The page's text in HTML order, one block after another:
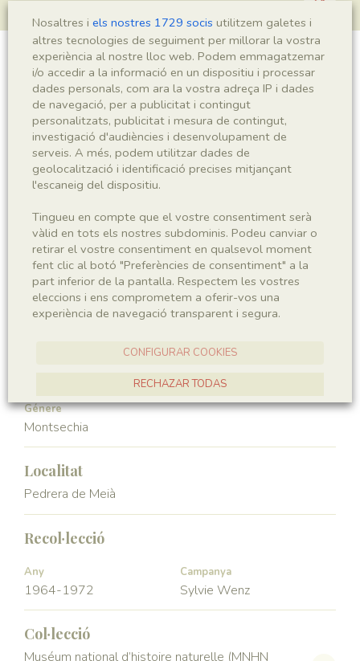
Montsechia vidalii
Sigla
MNHN 17048b
Regne
Plantae
Phyllum
Spermatophyta
Subphyllum
Angiospermae
Classe
Magnoliopsida
Familia
Génere
Montsechia
Localitat
Pedrera de Meià
Recol·lecció
Any
1964-1972
Campanya
Sylvie Wenz
Col·lecció
Muséum national d’histoire naturelle (MNHN
Nosaltres i els nostres 1729 socis utilitzem galetes i
altres tecnologies de seguiment per millorar la vostra
experiència al nostre lloc web. Podem emmagatzemar
i/o accedir a la informació en un dispositiu i processar
dades personals, com ara la vostra adreça IP i dades
de navegació, per a publicitat i contingut
personalitzats, publicitat i mesura de contingut,
investigació d'audiències i desenvolupament de
serveis. A més, podem utilitzar dades de
geolocalització i identificació precises mitjançant
l'escaneig del dispositiu.
Tingueu en compte que el vostre consentiment serà
vàlid en tots els nostres subdominis. Podeu canviar o
retirar el vostre consentiment en qualsevol moment
fent clic al botó "Preferències de consentiment" a la
part inferior de la pantalla. Respectem les vostres
eleccions i ens comprometem a oferir-vos una
experiència de navegació transparent i segura.
CONFIGURAR COOKIES
RECHAZAR TODAS
ACCEPTAR TOTES